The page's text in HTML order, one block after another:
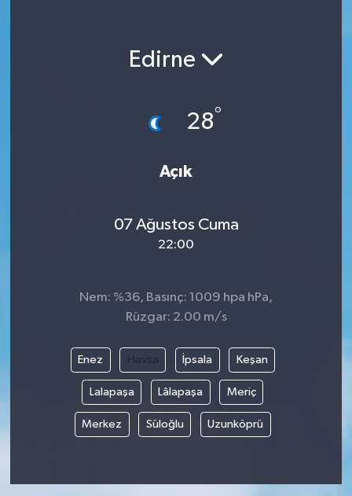
Edirne
28°
Açık
07 Ağustos Cuma
22:00
Nem: %36, Basınç: 1009 hpa hPa,
Rüzgar: 2.00 m/s
Enez Havsa İpsala Keşan
Lalapaşa Lâlapaşa Meriç
Merkez Süloğlu Uzunköprü